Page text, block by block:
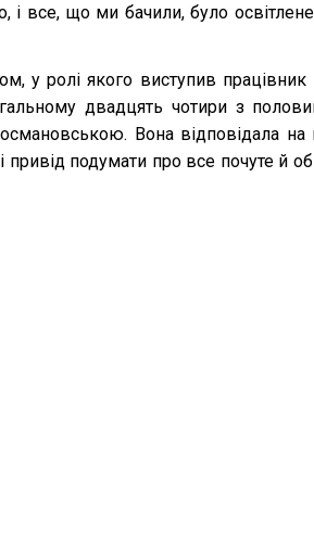
і все, що ми бачили, було
у ролі якого виступив працівник
двадцять чотири з
Вона відповідала на
привід подумати про все почуте й